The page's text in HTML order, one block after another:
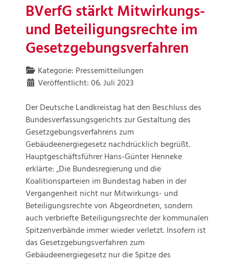
BVerfG stärkt Mitwirkungs-
und Beteiligungsrechte im
Gesetzgebungsverfahren
Kategorie: Pressemitteilungen
Veröffentlicht: 06. Juli 2023
Der Deutsche Landkreistag hat den Beschluss des
Bundesverfassungsgerichts zur Gestaltung des
Gesetzgebungsverfahrens zum
Gebäudeenergiegesetz nachdrücklich begrüßt.
Hauptgeschäftsführer Hans-Günter Henneke
erklärte: „Die Bundesregierung und die
Koalitionsparteien im Bundestag haben in der
Vergangenheit nicht nur Mitwirkungs- und
Beteiligungsrechte von Abgeordneten, sondern
auch verbriefte Beteiligungsrechte der kommunalen
Spitzenverbände immer wieder verletzt. Insofern ist
das Gesetzgebungsverfahren zum
Gebäudeenergiegesetz nur die Spitze des